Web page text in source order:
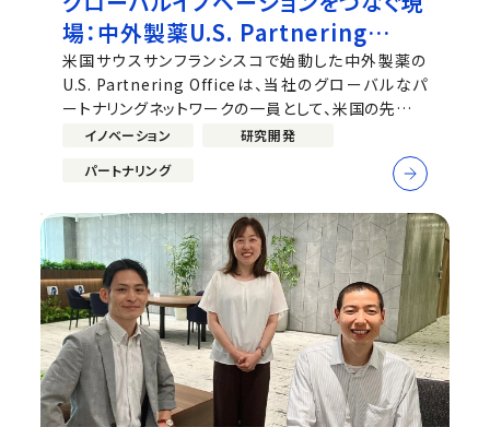
場：中外製薬U.S. Partnering
Officeの取り組み
米国サウスサンフランシスコで始動した中外製薬の
U.S. Partnering Officeは、当社のグローバルなパ
ートナリングネットワークの一員として、米国の先端サ
イエンスとの接点を広げています。同チームは
Andrew Wong（Head of Chugai Partnering,
U.S.）に率いられ、バイオテック・スタートアップ、大学・
イノベーション
研究開発
パートナリング